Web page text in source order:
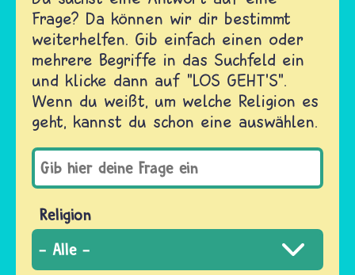
Frage? Da können wir dir bestimmt
weiterhelfen. Gib einfach einen oder
mehrere Begriffe in das Suchfeld ein
und klicke dann auf "LOS GEHT'S".
Wenn du weißt, um welche Religion es
geht, kannst du schon eine auswählen.
Religion